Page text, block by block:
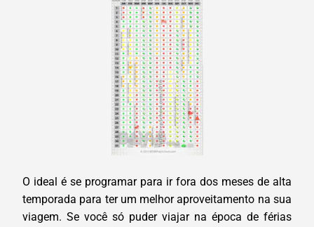
O ideal é se programar para ir fora dos meses de alta
temporada para ter um melhor aproveitamento na sua
viagem. Se você só puder viajar na época de férias